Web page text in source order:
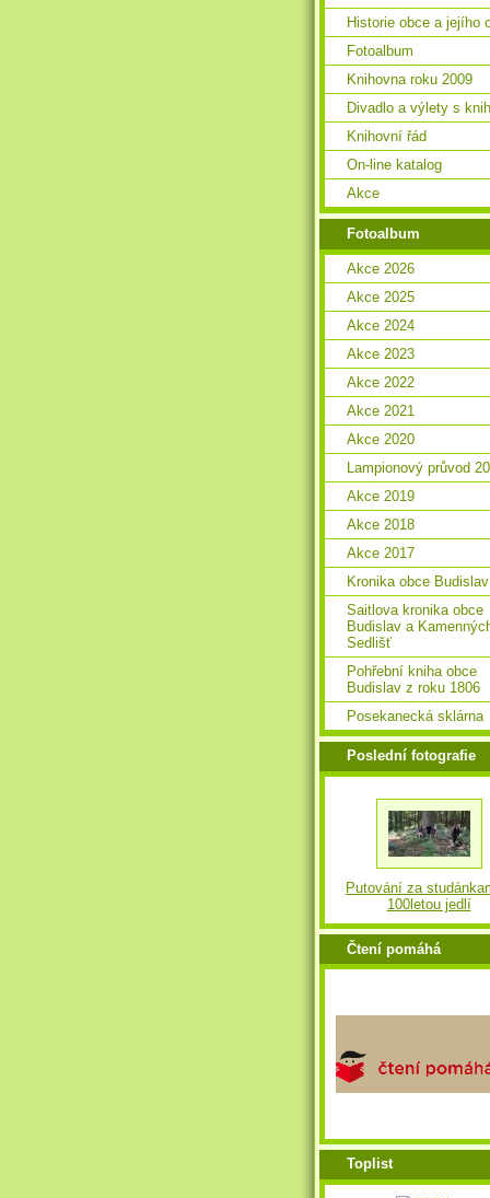
Historie obce a jejího
Fotoalbum
Knihovna roku 2009
Divadlo a výlety s
Knihovní řád
On-line katalog
Akce
Fotoalbum
Akce 2026
Akce 2025
Akce 2024
Akce 2023
Akce 2022
Akce 2021
Akce 2020
Lampionový průvod
Akce 2019
Akce 2018
Akce 2017
Kronika obce Budislav
Saitlova kronika obce
Budislav a
Sedlišť
Pohřební kniha obce
Budislav z roku 1806
Posekanecká sklárna
Poslední fotografie
Putování za
100letou jedlí
Čtení pomáhá
Toplist